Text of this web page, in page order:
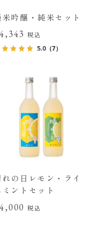
米吟醸・純米セット
税込
5.0 （7）
れの日レモン・ライ
ミントセット
税込